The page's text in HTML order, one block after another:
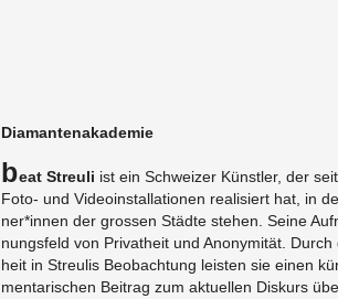
Dia­man­ten­aka­de­mie
Beat Streu­li ist ein Schwei­zer Künst­ler, der
Foto- und Vi­deo­in­stal­la­tio­nen rea­li­siert hat, in
ner*innen der gros­sen Städ­te ste­hen. Seine
nungs­feld von Pri­vat­heit und An­ony­mi­tät.
heit in Streu­lis Be­ob­ach­tung leis­ten sie einen
men­ta­ri­schen Bei­trag zum ak­tu­el­len Dis­kurs